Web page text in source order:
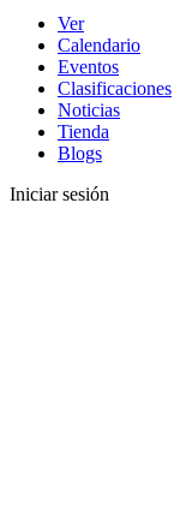
Ver
Calendario
Eventos
Clasificaciones
Noticias
Tienda
Blogs
Iniciar sesión